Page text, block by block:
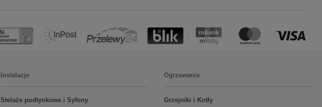
Instalacje
Stelaże podtynkowe i Syfony
Ogrzewanie
Grzejniki i Kotły